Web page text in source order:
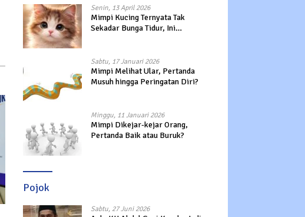
Senin, 13 April 2026
Mimpi Kucing Ternyata Tak
Sekadar Bunga Tidur, Ini
Sabtu, 17 Januari 2026
Mimpi Melihat Ular, Pertanda
Musuh hingga Peringatan Diri?
Minggu, 11 Januari 2026
Mimpi Dikejar-kejar Orang,
Pertanda Baik atau Buruk?
Pojok
Sabtu, 27 Juni 2026